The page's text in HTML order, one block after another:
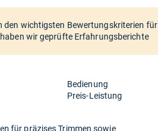
den wichtigsten Bewertungskriterien für
wir geprüfte Erfahrungsberichte
Bedienung
Preis-Leistung
für präzises Trimmen sowie